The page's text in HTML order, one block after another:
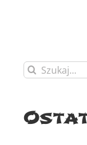
Szukaj